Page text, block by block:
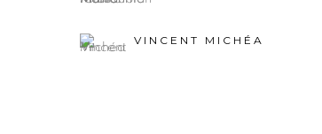
VINCENT MICHÉA